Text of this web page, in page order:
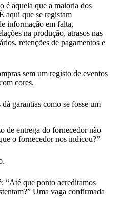
é aquela que a maioria dos
aqui que se registam
informação em falta,
na produção, atrasos nas
retenções de pagamentos e
sem um registo de eventos
cores.
garantias como se fosse um
de entrega do fornecedor não
o fornecedor nos indicou?”
“Até que ponto acreditamos
Uma vaga confirmada